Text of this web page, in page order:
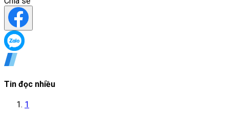
Tin đọc nhiều
1